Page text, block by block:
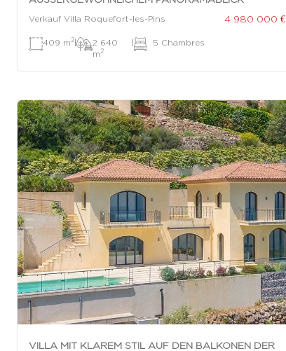
Verkauf Villa Roquefort-les-Pins 4 980 000 €
409 m 2|
2 640
m 2
| 5 Chambres
VILLA MIT KLAREM STIL AUF DEN BALKONEN DER